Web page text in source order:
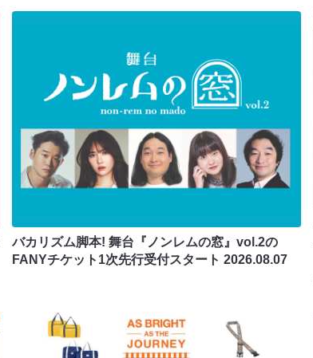
バカリズム脚本! 舞台『ノンレムの窓』vol.2の
FANYチケット1次先行受付スタート2026.08.07